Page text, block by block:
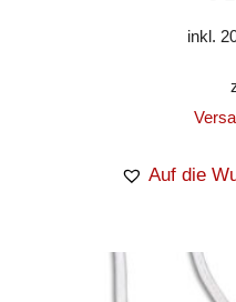
inkl.
Auf die